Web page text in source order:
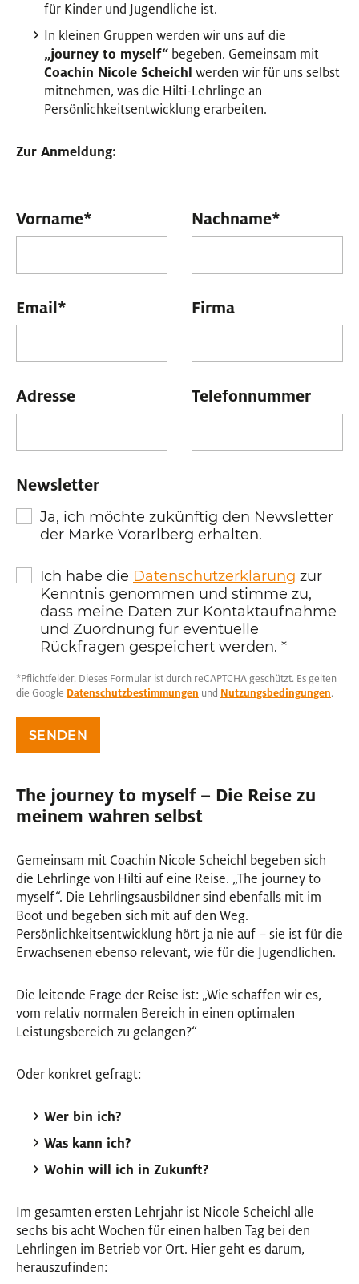
für Kinder und Jugendliche ist.
In kleinen Gruppen werden wir uns auf die
„journey to myself“ begeben. Gemeinsam mit
Coachin Nicole Scheichl werden wir für uns selbst
mitnehmen, was die Hilti-Lehrlinge an
Persönlichkeitsentwicklung erarbeiten.
Zur Anmeldung:
Vorname* Nachname*
Email* Firma
Adresse Telefonnummer
Newsletter
Ja, ich möchte zukünftig den Newsletter
der Marke Vorarlberg erhalten.
Ich habe die Datenschutzerklärung zur
Kenntnis genommen und stimme zu,
dass meine Daten zur Kontaktaufnahme
und Zuordnung für eventuelle
Rückfragen gespeichert werden. *
*Pflichtfelder. Dieses Formular ist durch reCAPTCHA geschützt. Es gelten
die Google Datenschutzbestimmungen und Nutzungsbedingungen.
SENDEN
The journey to myself – Die Reise zu
meinem wahren selbst
Gemeinsam mit Coachin Nicole Scheichl begeben sich
die Lehrlinge von Hilti auf eine Reise. „The journey to
myself“. Die Lehrlingsausbildner sind ebenfalls mit im
Boot und begeben sich mit auf den Weg.
Persönlichkeitsentwicklung hört ja nie auf – sie ist für die
Erwachsenen ebenso relevant, wie für die Jugendlichen.
Die leitende Frage der Reise ist: „Wie schaffen wir es,
vom relativ normalen Bereich in einen optimalen
Leistungsbereich zu gelangen?“
Oder konkret gefragt:
Wer bin ich?
Was kann ich?
Wohin will ich in Zukunft?
Im gesamten ersten Lehrjahr ist Nicole Scheichl alle
sechs bis acht Wochen für einen halben Tag bei den
Lehrlingen im Betrieb vor Ort. Hier geht es darum,
herauszufinden: